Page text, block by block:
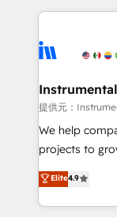
teams has
explore
eminent solutions
Elite Partners
Premier
Won HubSpot
HubSpot Rising Star Why us?
potential of the
HubSpot
Hourly-fee
提供元：
We help
projects to
Hire an
HubSpot and
team to
Elite4.9